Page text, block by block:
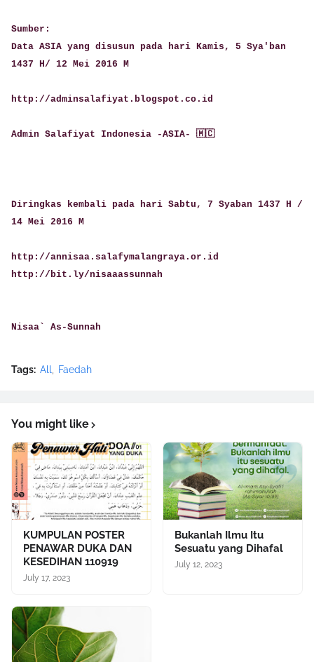
Sumber:
Data ASIA yang disusun pada hari Kamis, 5 Sya'ban
1437 H/ 12 Mei 2016 M
http://adminsalafiyat.blogspot.co.id
Admin Salafiyat Indonesia -ASIA- 🇲🇨
Diringkas kembali pada hari Sabtu, 7 Syaban 1437 H /
14 Mei 2016 M
http://annisaa.salafymalangraya.or.id
http://bit.ly/nisaaassunnah
Nisaa` As-Sunnah
Tags: All Faedah
You might like
KUMPULAN POSTER
PENAWAR DUKA DAN
KESEDIHAN 110919
July 17, 2023
Bukanlah Ilmu Itu
Sesuatu yang Dihafal
July 12, 2023